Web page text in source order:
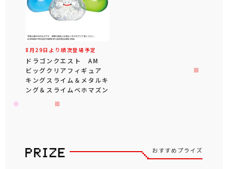
8月29日より順次登場予定
ドラゴンクエスト AM
ビッグクリアフィギュア
キングスライム＆メタルキ
ング＆スライムベホマズン
おすすめプライズ